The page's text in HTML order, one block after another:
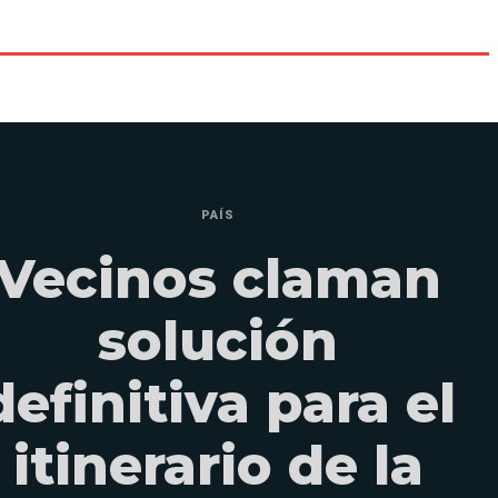
PAÍS
claman
solución
para el
itinerario de la